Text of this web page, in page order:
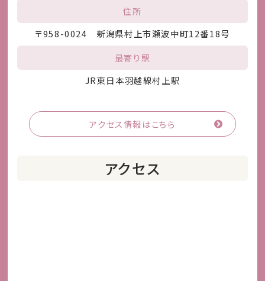
住所
〒958-0024 新潟県村上市瀬波中町12番18号
最寄り駅
JR東日本羽越線村上駅
アクセス情報はこちら
アクセス